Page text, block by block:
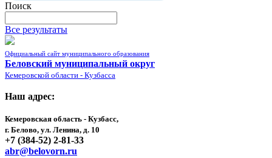
Поиск
Все результаты
Официальный сайт муниципального образования
Беловский муниципальный округ
Кемеровской области - Кузбасса
Наш адрес:
Кемеровская область - Кузбасс,
г. Белово, ул. Ленина, д. 10
+7 (384-52) 2-81-33
abr@belovorn.ru